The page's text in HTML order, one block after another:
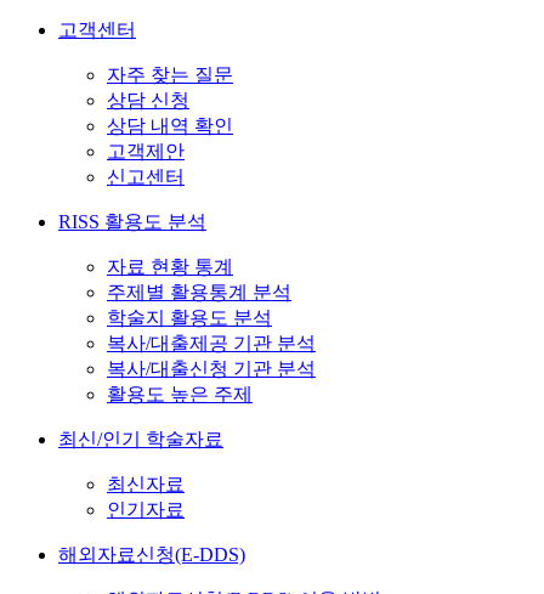
고객센터
자주 찾는 질문
상담 신청
상담 내역 확인
고객제안
신고센터
RISS 활용도 분석
자료 현황 통계
주제별 활용통계 분석
학술지 활용도 분석
복사/대출제공 기관 분석
복사/대출신청 기관 분석
활용도 높은 주제
최신/인기 학술자료
최신자료
인기자료
해외자료신청(E-DDS)